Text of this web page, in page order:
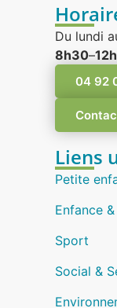
Du lundi
8h30–12h
04 92
Liens
Petite
Enfance
Sport
Social &